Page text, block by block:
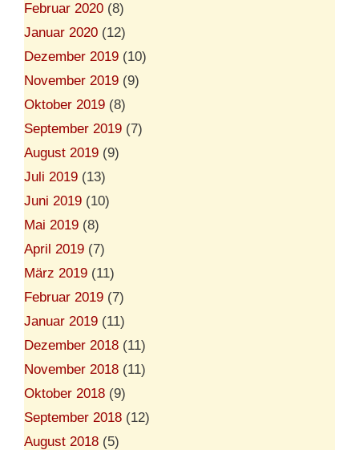
Februar 2020 (8)
Januar 2020 (12)
Dezember 2019 (10)
November 2019 (9)
Oktober 2019 (8)
September 2019 (7)
August 2019 (9)
Juli 2019 (13)
Juni 2019 (10)
Mai 2019 (8)
April 2019 (7)
März 2019 (11)
Februar 2019 (7)
Januar 2019 (11)
Dezember 2018 (11)
November 2018 (11)
Oktober 2018 (9)
September 2018 (12)
August 2018 (5)